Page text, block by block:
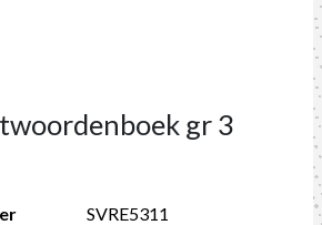
gr 3
SVRE5311